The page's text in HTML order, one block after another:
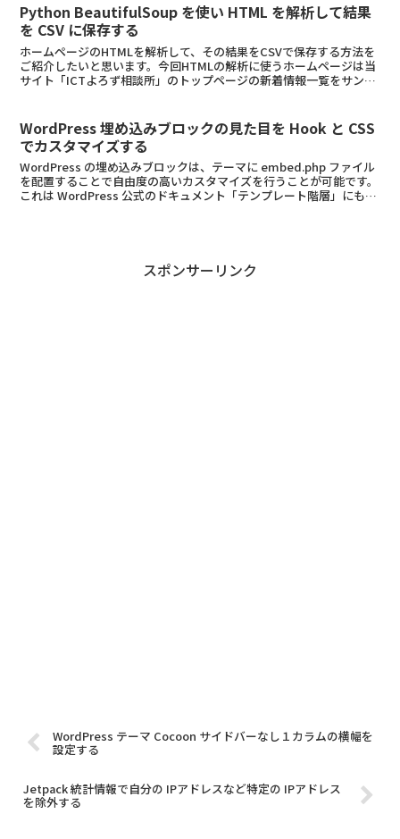
Python BeautifulSoup を使い HTML を解析して結果
を CSV に保存する
ホームページのHTMLを解析して、その結果をCSVで保存する方法を
ご紹介したいと思います。今回HTMLの解析に使うホームページは当
サイト「ICTよろず相談所」のトップページの新着情報一覧をサンプ
WordPress 埋め込みブロックの見た目を Hook と CSS
でカスタマイズする
WordPress の埋め込みブロックは、テーマに embed.php ファイル
を配置することで自由度の高いカスタマイズを行うことが可能です。
これは WordPress 公式のドキュメント「テンプレート階層」にも記
スポンサーリンク
WordPress テーマ Cocoon サイドバーなし１カラムの横幅を
設定する
Jetpack 統計情報で自分の IPアドレスなど特定の IPアドレス
を除外する